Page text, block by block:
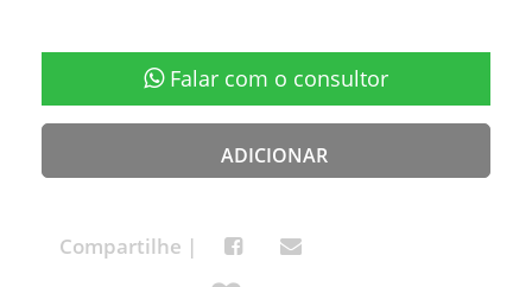
Falar com o consultor
ADICIONAR
Compartilhe |